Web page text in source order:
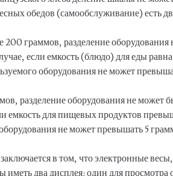
обедов (самообслуживание) есть
200 граммов, разделение оборудования
если емкость (блюдо) для еды
оборудования не может
разделение оборудования не может
емкость для пищевых продуктов
не может превышать 5
в том, что электронные
два дисплея: один для просмотра